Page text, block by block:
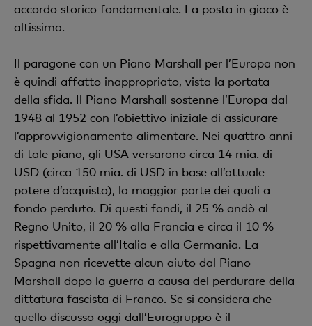
accordo storico fondamentale. La posta in gioco è
altissima.
Il paragone con un Piano Marshall per l’Europa non
è quindi affatto inappropriato, vista la portata
della sfida. Il Piano Marshall sostenne l’Europa dal
1948 al 1952 con l’obiettivo iniziale di assicurare
l’approvvigionamento alimentare. Nei quattro anni
di tale piano, gli USA versarono circa 14 mia. di
USD (circa 150 mia. di USD in base all’attuale
potere d’acquisto), la maggior parte dei quali a
fondo perduto. Di questi fondi, il 25 % andò al
Regno Unito, il 20 % alla Francia e circa il 10 %
rispettivamente all’Italia e alla Germania. La
Spagna non ricevette alcun aiuto dal Piano
Marshall dopo la guerra a causa del perdurare della
dittatura fascista di Franco. Se si considera che
quello discusso oggi dall’Eurogruppo è il